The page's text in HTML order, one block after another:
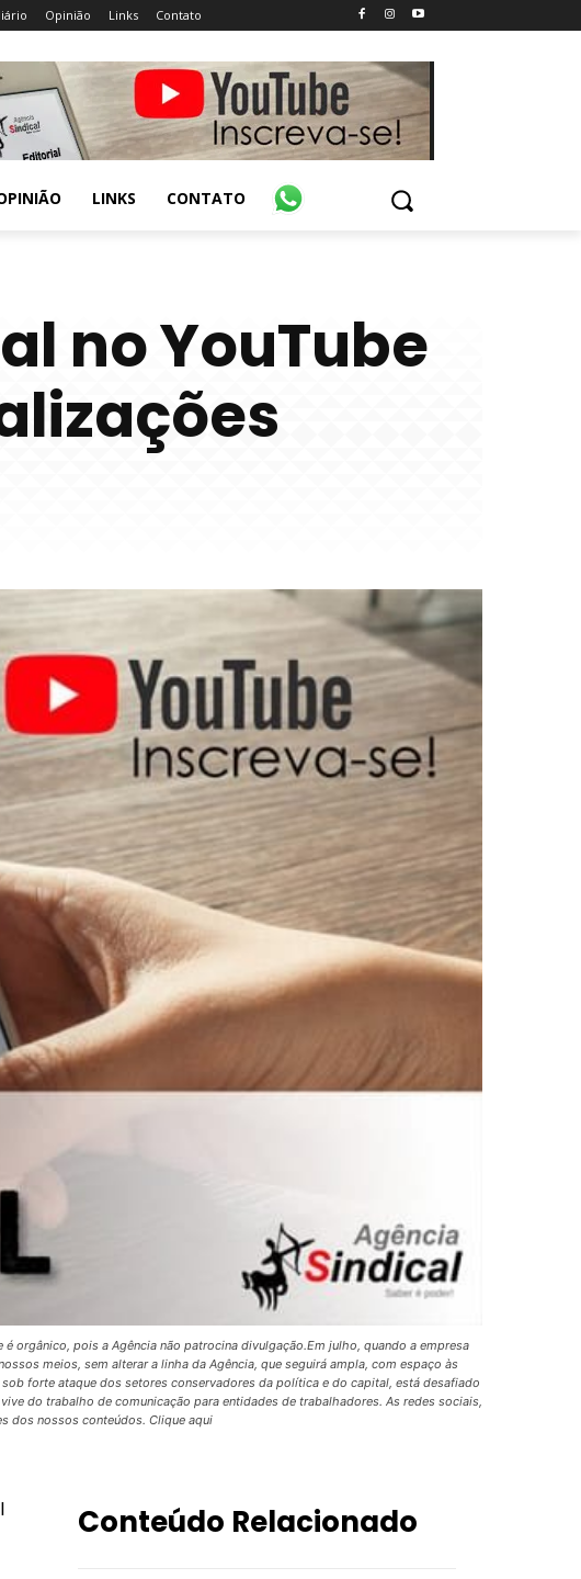
Opinião Links Contato
LINKS CONTATO
no YouTube
orgânico, pois a Agência não patrocina divulgação.Em julho, quando a empresa
meios, sem alterar a linha da Agência, que seguirá ampla, com espaço às
forte ataque dos setores conservadores da política e do capital, está desafiado
do trabalho de comunicação para entidades de trabalhadores. As redes sociais,
dos nossos conteúdos. Clique aqui
Conteúdo Relacionado